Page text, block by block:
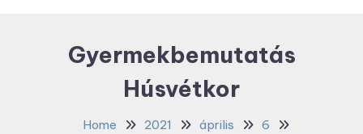
Gyermekbemutatás
Húsvétkor
Home 2021 április
6